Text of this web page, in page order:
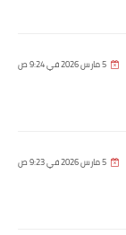
5 مارس 2026 في 9:24 ص
5 مارس 2026 في 9:23 ص